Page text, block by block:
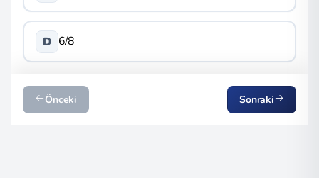
D 6/8
Önceki Sonraki